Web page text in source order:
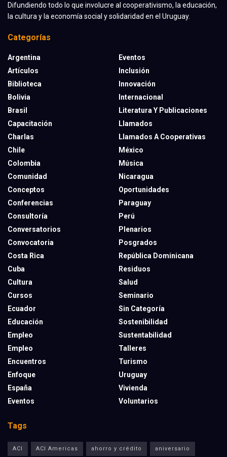
Difundiendo todo lo que involucre al cooperativismo, la educación,
la cultura y la economía social y solidaridad en el Uruguay.
Categorías
Argentina
Artículos
Biblioteca
Bolivia
Brasil
Capacitación
Charlas
Chile
Colombia
Comunidad
Conceptos
Conferencias
Consultoría
Conversatorios
Convocatoria
Costa Rica
Cuba
Cultura
Cursos
Ecuador
Educación
Empleo
Empleo
Encuentros
Enfoque
España
Eventos
Eventos
Inclusión
Innovación
Internacional
Literatura Y Publicaciones
Llamados
Llamados A Cooperativas
México
Música
Nicaragua
Oportunidades
Paraguay
Perú
Plenarios
Posgrados
República Dominicana
Residuos
Salud
Seminario
Sin Categoría
Sostenibilidad
Sustentabilidad
Talleres
Turismo
Uruguay
Vivienda
Voluntarios
Tags
ACI ACI Americas ahorro y crédito aniversario